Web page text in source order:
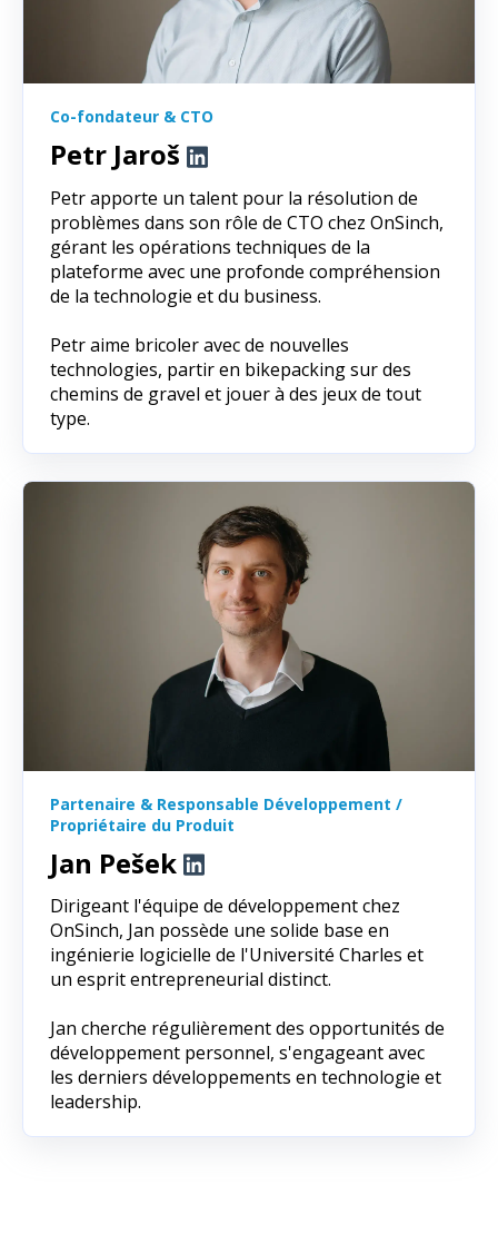
Co-fondateur & CTO
Petr Jaroš
Petr apporte un talent pour la résolution de
problèmes dans son rôle de CTO chez OnSinch,
gérant les opérations techniques de la
plateforme avec une profonde compréhension
de la technologie et du business.
Petr aime bricoler avec de nouvelles
technologies, partir en bikepacking sur des
chemins de gravel et jouer à des jeux de tout
type.
Partenaire & Responsable Développement /
Propriétaire du Produit
Jan Pešek
Dirigeant l'équipe de développement chez
OnSinch, Jan possède une solide base en
ingénierie logicielle de l'Université Charles et
un esprit entrepreneurial distinct.
Jan cherche régulièrement des opportunités de
développement personnel, s'engageant avec
les derniers développements en technologie et
leadership.